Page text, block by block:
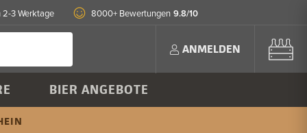
2-3 Werktage 8000+ Bewertungen 9.8/10
ANMELDEN
BIER ANGEBOTE